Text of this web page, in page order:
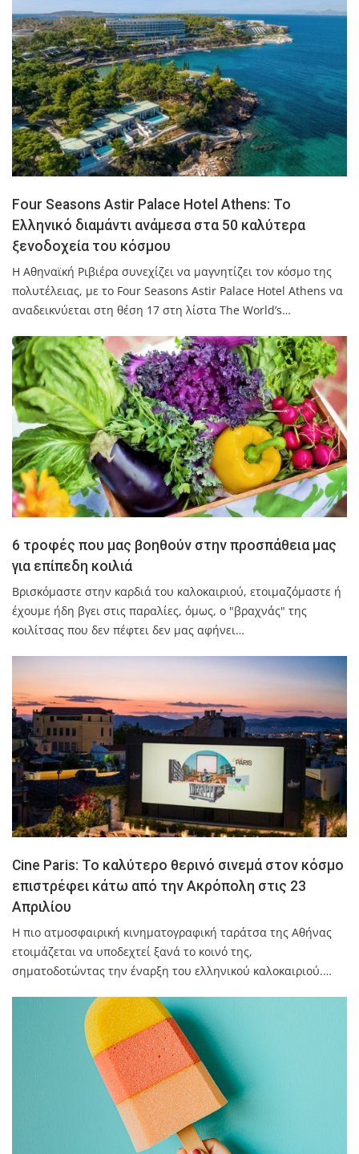
Four Seasons Astir Palace Hotel Athens: Το
Ελληνικό διαμάντι ανάμεσα στα 50 καλύτερα
ξενοδοχεία του κόσμου
Η Αθηναϊκή Ριβιέρα συνεχίζει να μαγνητίζει τον κόσμο της
πολυτέλειας, με το Four Seasons Astir Palace Hotel Athens να
αναδεικνύεται στη θέση 17 στη λίστα The World’s…
6 τροφές που μας βοηθούν στην προσπάθεια μας
για επίπεδη κοιλιά
Βρισκόμαστε στην καρδιά του καλοκαιριού, ετοιμαζόμαστε ή
έχουμε ήδη βγει στις παραλίες, όμως, ο "βραχνάς" της
κοιλίτσας που δεν πέφτει δεν μας αφήνει…
Cine Paris: Το καλύτερο θερινό σινεμά στον κόσμο
επιστρέφει κάτω από την Ακρόπολη στις 23
Απριλίου
Η πιο ατμοσφαιρική κινηματογραφική ταράτσα της Αθήνας
ετοιμάζεται να υποδεχτεί ξανά το κοινό της,
σηματοδοτώντας την έναρξη του ελληνικού καλοκαιριού.…